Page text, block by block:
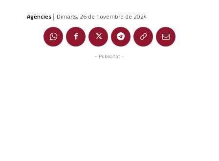
Agències | Dimarts, 26 de novembre de 2024
- Publicitat -